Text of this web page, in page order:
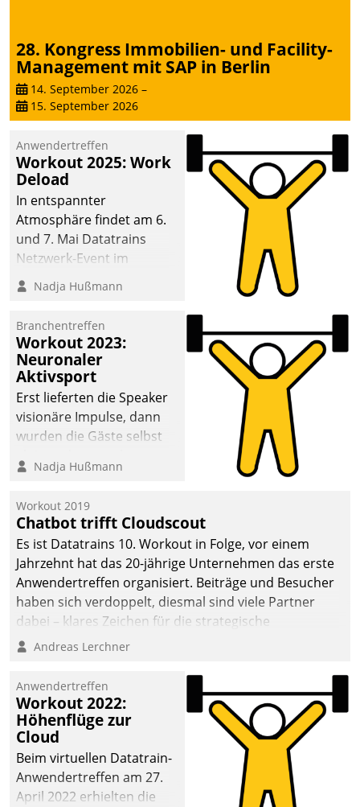
28. Kongress Immobilien- und Facility-
Management mit SAP in Berlin
14. September 2026 –
15. September 2026
Anwendertreffen
Workout 2025: Work
Deload
In entspannter
Atmosphäre findet am 6.
und 7. Mai Datatrains
Netzwerk-Event im
Kunden- und Partnerkreis
statt. Zentrale Frage: Wie
Mammutprojekte
meistern und Workloads
wuppen – bei zunehmend
anspruchsvollen
Aufgaben und
abnehmendem
Nadja Hußmann
Branchentreffen
Workout 2023:
Neuronaler
Aktivsport
Erst lieferten die Speaker
visionäre Impulse, dann
wurden die Gäste selbst
methodisch
Quartier. Dazwischen
zeigte Datatrain, was es
Neues zu bieten hat.
Nadja Hußmann
Workout 2019
Chatbot trifft Cloudscout
Es ist Datatrains 10. Workout in Folge, vor einem
Jahrzehnt hat das 20-jährige Unternehmen das erste
Anwendertreffen organisiert. Beiträge und Besucher
haben sich verdoppelt, diesmal sind viele Partner
dabei – klares Zeichen für die strategische
Fokussierung auf den Kunden.
Andreas Lerchner
Anwendertreffen
Workout 2022:
Höhenflüge zur
Cloud
Beim virtuellen Datatrain-
Anwendertreffen am 27.
April 2022 erhielten die